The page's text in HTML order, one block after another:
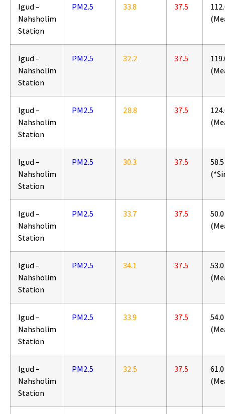
Igud –
Nahsholim
Station
PM2.5 33.8 37.5
Igud –
Nahsholim
Station
PM2.5 32.2 37.5
Igud –
Nahsholim
Station
PM2.5 28.8 37.5
Igud –
Nahsholim
Station
PM2.5 30.3 37.5
58.5
Igud –
Nahsholim
Station
PM2.5 33.7 37.5
50.0
Igud –
Nahsholim
Station
PM2.5 34.1 37.5
53.0
Igud –
Nahsholim
Station
PM2.5 33.9 37.5
54.0
Igud –
Nahsholim
Station
PM2.5 32.5 37.5
61.0